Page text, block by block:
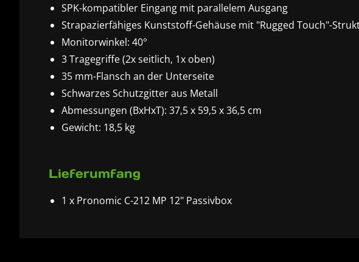
SPK-kompatibler Eingang mit parallelem Ausgang
Strapazierfähiges Kunststoff-Gehäuse mit "Rugged Touch"-
Monitorwinkel: 40°
3 Tragegriffe (2x seitlich, 1x oben)
35 mm-Flansch an der Unterseite
Schwarzes Schutzgitter aus Metall
Abmessungen (BxHxT): 37,5 x 59,5 x 36,5 cm
Gewicht: 18,5 kg
Lieferumfang
1 x Pronomic C-212 MP 12" Passivbox